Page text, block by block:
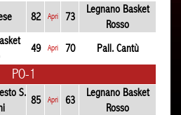
82 Apri 73
Legnano Basket
Rosso
49 Apri 70 Pall. Cantù
PO-1
S.
85 Apri 63
Legnano Basket
Rosso